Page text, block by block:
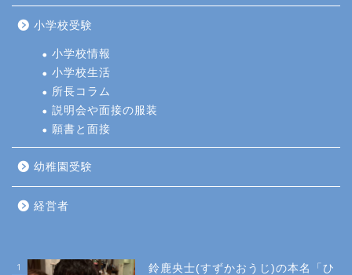
小学校受験
小学校情報
小学校生活
所長コラム
説明会や面接の服装
願書と面接
幼稚園受験
経営者
1
鈴鹿央士(すずかおうじ)の本名「ひ